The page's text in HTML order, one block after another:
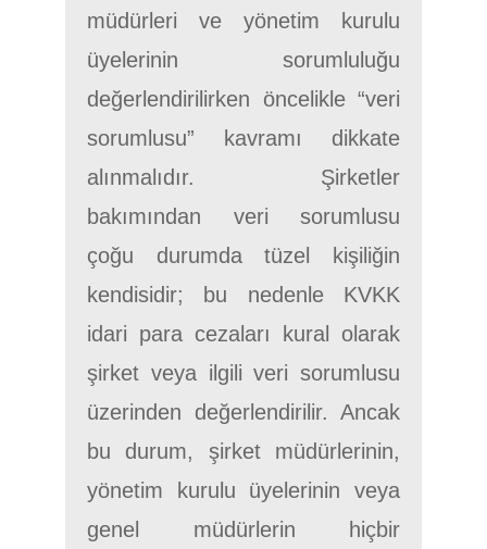
müdürleri ve yönetim kurulu
üyelerinin sorumluluğu
değerlendirilirken öncelikle “veri
sorumlusu” kavramı dikkate
alınmalıdır. Şirketler
bakımından veri sorumlusu
çoğu durumda tüzel kişiliğin
kendisidir; bu nedenle KVKK
idari para cezaları kural olarak
şirket veya ilgili veri sorumlusu
üzerinden değerlendirilir. Ancak
bu durum, şirket müdürlerinin,
yönetim kurulu üyelerinin veya
genel müdürlerin hiçbir